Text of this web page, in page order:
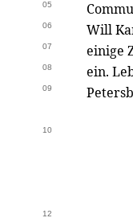
05
06 Will
07 einige
08 ein.
09
10
12